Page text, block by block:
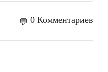
0 Комментариев